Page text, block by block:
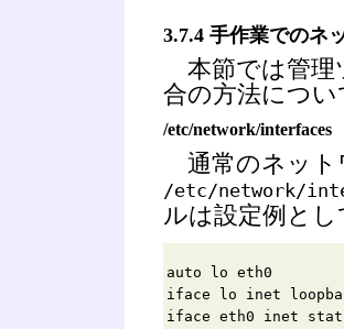
3.7.4 手作業でのネ
本節では管理
合の方法につ
/etc/network/interfaces
通常のネット
/etc/network/
ルは設定例と
auto lo eth0
iface lo inet
iface eth0 inet